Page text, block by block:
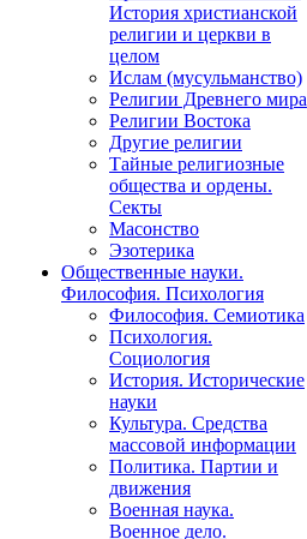
История христианской
религии и церкви в
целом
Ислам (мусульманство)
Религии Древнего мира
Религии Востока
Другие религии
Тайные религиозные
общества и ордены.
Секты
Масонство
Эзотерика
Общественные науки.
Философия. Психология
Философия. Семиотика
Психология.
Социология
История. Исторические
науки
Культура. Средства
массовой информации
Политика. Партии и
движения
Военная наука.
Военное дело.